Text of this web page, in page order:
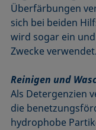
Überfärbungen
sich bei beiden
wird sogar ein
Zwecke verwendet.
Reinigen und
Als Detergenzien
die
hydrophobe